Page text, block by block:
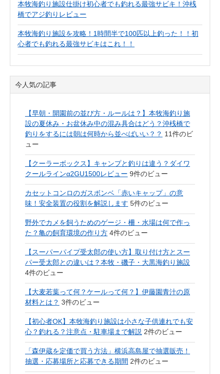
本牧海釣り施設仕掛け初心者でも釣れる最強サビキ！沖桟
橋でアジ釣りレビュー
本牧海釣り施設を攻略！1時間半で100匹以上釣った！！初
心者でも釣れる最強サビキはこれ！！
今人気の記事
【早朝・開園前の並び方・ルールは？】本牧海釣り施
設の夏休み・お盆休み中の混み具合はどう？沖桟橋で
釣りをするには朝は何時から並べばいい？？ 11件のビ
ュー
【クーラーボックス】キャンプと釣りは違う？ダイワ
クールラインα2GU1500レビュー 9件のビュー
カセットコンロのガスボンベ「赤いキャップ」の意
味！安全装置の役割を解説します 5件のビュー
野外でカメを飼うためのゲージ・柵・水場は何で作っ
た？亀の飼育環境の作り方 4件のビュー
【スーパーパイプ受太郎の使い方】取り付け方とスー
パー受太郎との違いは？本牧・磯子・大黒海釣り施設
4件のビュー
【大麦若葉って何？ケールって何？】伊藤園青汁の原
材料とは？ 3件のビュー
【初心者OK】本牧海釣り施設は小さな子供連れでも安
心？釣れる？注意点・駐車場まで解説 2件のビュー
「森伊蔵を定価で買う方法」横浜高島屋で抽選販売！
抽選・応募場所と応募できる期間 2件のビュー